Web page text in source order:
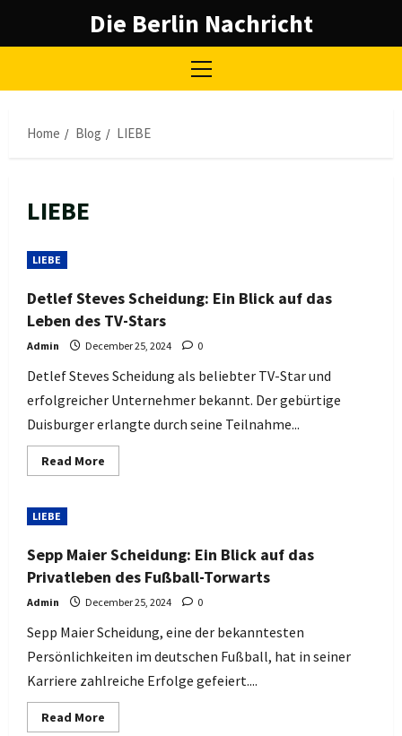
Die Berlin Nachricht
Primary
Home
Blog LIEBE
LIEBE
LIEBE
Detlef Steves Scheidung: Ein Blick auf das
Leben des TV-Stars
Admin December 25, 2024 0
Detlef Steves Scheidung als beliebter TV-Star und
erfolgreicher Unternehmer bekannt. Der gebürtige
Duisburger erlangte durch seine Teilnahme...
Read More
more
Blick
auf
das
Leben
des
TV-
LIEBE
Sepp Maier Scheidung: Ein Blick auf das
Privatleben des Fußball-Torwarts
Admin December 25, 2024 0
Sepp Maier Scheidung, eine der bekanntesten
Persönlichkeiten im deutschen Fußball, hat in seiner
Karriere zahlreiche Erfolge gefeiert....
Read More
more